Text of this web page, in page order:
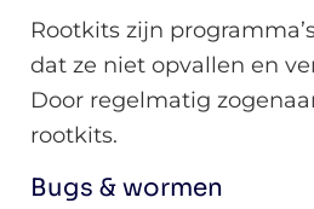
Rootkits zijn
dat ze niet opvallen en
Door regelmatig
rootkits.
Bugs & wormen